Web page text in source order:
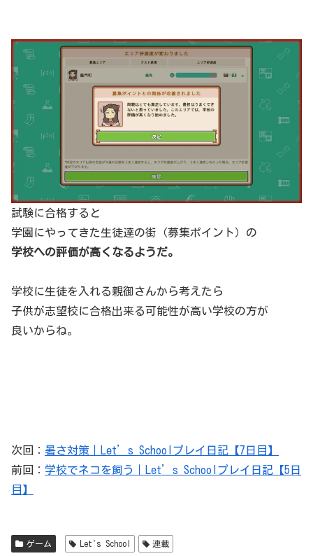
試験に合格すると
学園にやってきた生徒達の街（募集ポイント）の
学校への評価が高くなるようだ。
学校に生徒を入れる親御さんから考えたら
子供が志望校に合格出来る可能性が高い学校の方が
良いからね。
次回： 暑さ対策｜Let’s Schoolプレイ日記【7日目】
前回： 学校でネコを飼う｜Let’s Schoolプレイ日記【5日
目】
ゲーム Let's School 連載